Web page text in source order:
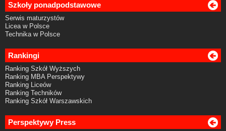
Szkoły ponadpodstawowe
Serwis maturzystów
Licea w Polsce
Technika w Polsce
Rankingi
Ranking Szkół Wyższych
Ranking MBA Perspektywy
Ranking Liceów
Ranking Techników
Ranking Szkół Warszawskich
Perspektywy Press